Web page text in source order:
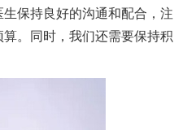
保持良好的沟通和配合，注
。同时，我们还需要保持积